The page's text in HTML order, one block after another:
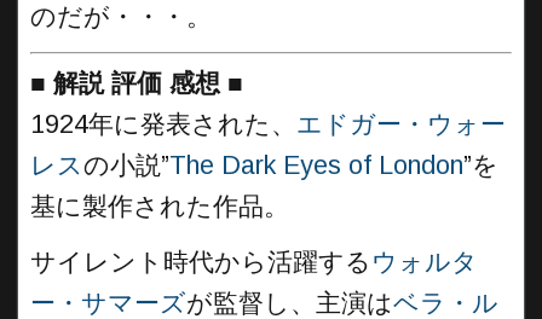
のだが・・・。
■ 解説 評価 感想 ■
1924年に発表された、 エドガー・ウォー
レスの小説”The Dark Eyes of London”を
基に製作された作品。
サイレント時代から活躍する ウォルタ
ー・サマーズが監督し、主演はベラ・ル